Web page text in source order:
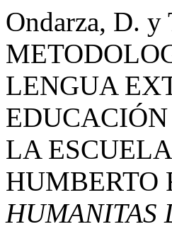
Ondarza, D.
LENGUA
LA
HUMBERTO
HUMANITAS